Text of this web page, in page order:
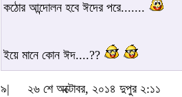
কঠোর আন্দোলন হবে ঈদের পরে.......
ইয়ে মানে কোন ঈদ....??
৯| ২৬ শে অক্টোবর, ২০১৪ দুপুর ২:১১